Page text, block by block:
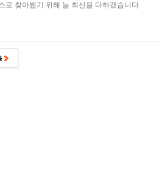
로 찾아뵙기 위해 늘 최선을 다하겠습니다.